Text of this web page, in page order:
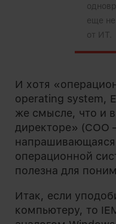
еще
от ИТ.
И хотя
operating system,
же смысле, что и
директоре»
напрашивающаяся
операционной
полезна для
Итак, если
компьютеру, то